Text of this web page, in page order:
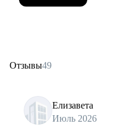
Отзывы49
Елизавета
Июль 2026